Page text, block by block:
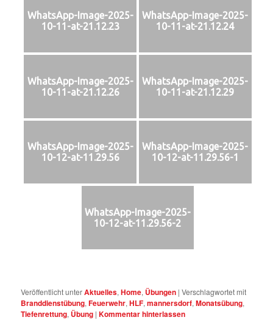
WhatsApp-Image-2025-
10-11-at-21.12.23
WhatsApp-Image-2025-
10-11-at-21.12.24
WhatsApp-Image-2025-
10-11-at-21.12.26
WhatsApp-Image-2025-
10-11-at-21.12.29
WhatsApp-Image-2025-
10-12-at-11.29.56
WhatsApp-Image-2025-
10-12-at-11.29.56-1
WhatsApp-Image-2025-
10-12-at-11.29.56-2
Veröffentlicht unterAktuelles,Home, Übungen |Verschlagwortet mit
Branddienstübung,Feuerwehr,HLF,mannersdorf,Monatsübung,
Tiefenrettung, Übung |Kommentar hinterlassen